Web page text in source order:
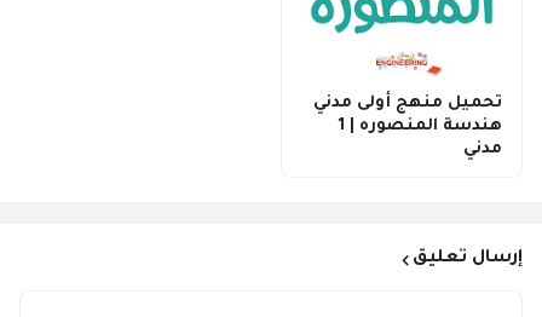
تحميل منهج أولى مدني
هندسة المنصوره | 1
مدني
إرسال تعليق